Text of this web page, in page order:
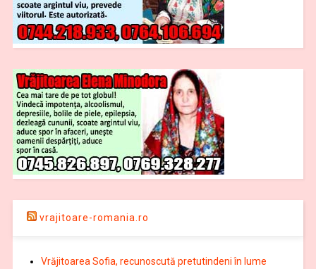
vrajitoare-romania.ro
Vrăjitoarea Sofia, recunoscută pretutindeni în lume